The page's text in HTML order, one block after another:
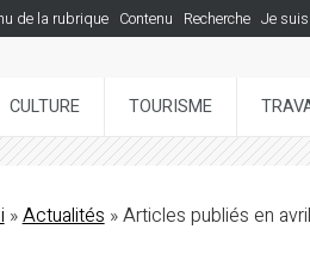
de la rubrique Contenu Recherche Je suis
CULTURE TOURISME
»Actualités» Articles publiés en